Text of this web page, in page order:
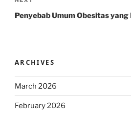
Post
Penyebab Umum Obesitas
ARCHIVES
March 2026
February 2026